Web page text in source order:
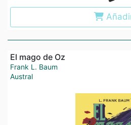
El mago de Oz
Frank L. Baum
Austral